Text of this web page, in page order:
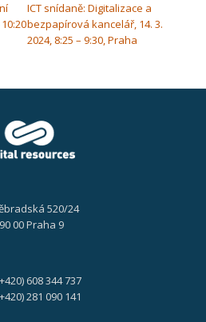
ICT snídaně: Digitalizace a
bezpapírová kancelář, 14. 3.
2024, 8:25 – 9:30, Praha
520/24
00 Praha 9
608 344 737
281 090 141